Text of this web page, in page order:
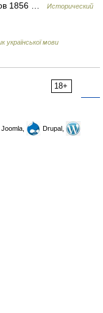
1856 …
Исторический
української мови
18+
Joomla,
Drupal,